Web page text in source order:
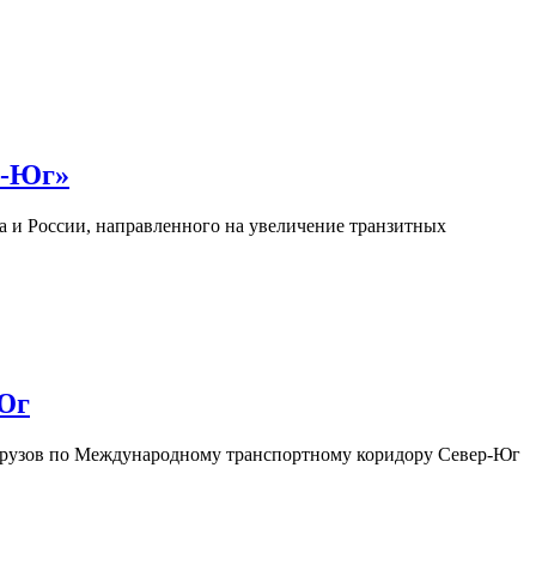
Юг»
России, направленного на увеличение транзитных
по Международному транспортному коридору Север-Юг